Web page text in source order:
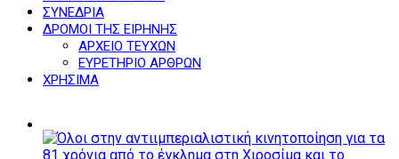
ΣΥΝΕΔΡΙΑ
ΔΡΟΜΟΙ ΤΗΣ ΕΙΡΗΝΗΣ
ΑΡΧΕΙΟ ΤΕΥΧΩΝ
ΕΥΡΕΤΗΡΙΟ ΑΡΘΡΩΝ
ΧΡΗΣΙΜΑ